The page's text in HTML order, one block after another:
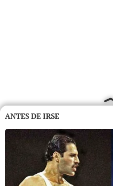
ANTES DE IRSE